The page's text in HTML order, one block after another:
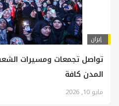
إيران
تواصل تجمعات ومسيرات
المدن كافة
مايو 10, 2026